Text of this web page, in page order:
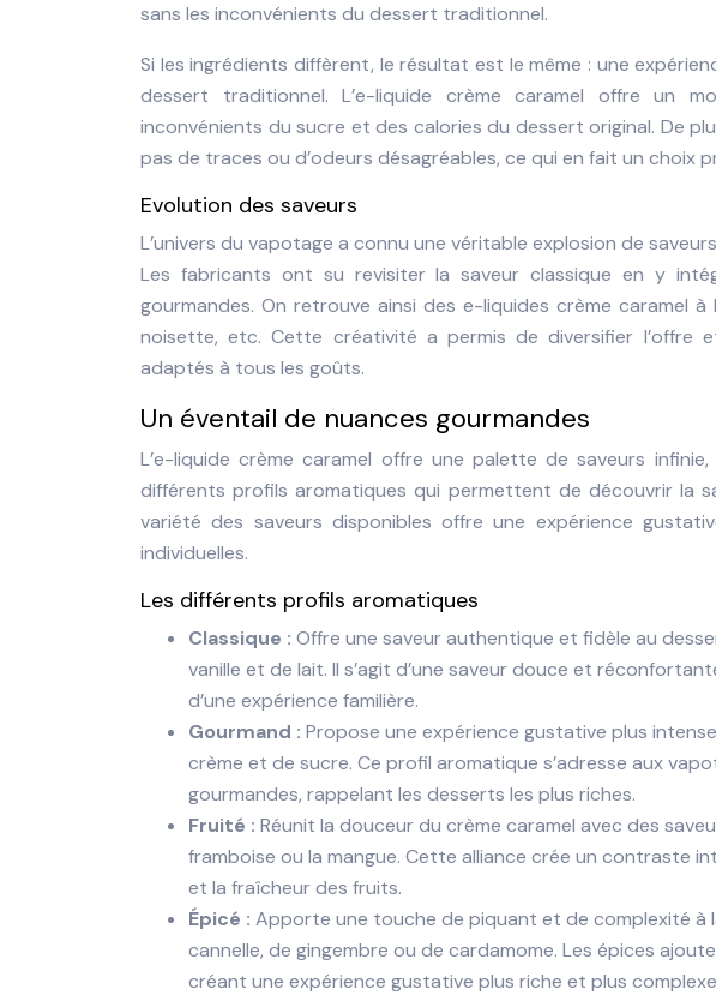
sans les inconvénients du dessert traditionnel.
Si les ingrédients diffèrent, le résultat est le même : une
dessert traditionnel. L’e-liquide crème caramel offre un
inconvénients du sucre et des calories du dessert original. De
pas de traces ou d’odeurs désagréables, ce qui en fait un choix
Evolution des saveurs
L’univers du vapotage a connu une véritable explosion de
Les fabricants ont su revisiter la saveur classique en y
gourmandes. On retrouve ainsi des e-liquides crème caramel
noisette, etc. Cette créativité a permis de diversifier l’offre
adaptés à tous les goûts.
Un éventail de nuances gourmandes
L’e-liquide crème caramel offre une palette de saveurs
différents profils aromatiques qui permettent de découvrir la
variété des saveurs disponibles offre une expérience
individuelles.
Les différents profils aromatiques
Classique : Offre une saveur authentique et fidèle au
vanille et de lait. Il s’agit d’une saveur douce et
d’une expérience familière.
Gourmand : Propose une expérience gustative plus
crème et de sucre. Ce profil aromatique s’adresse aux
gourmandes, rappelant les desserts les plus riches.
Fruité : Réunit la douceur du crème caramel avec des
framboise ou la mangue. Cette alliance crée un contraste
et la fraîcheur des fruits.
Épicé : Apporte une touche de piquant et de complexité à
cannelle, de gingembre ou de cardamome. Les épices
créant une expérience gustative plus riche et plus